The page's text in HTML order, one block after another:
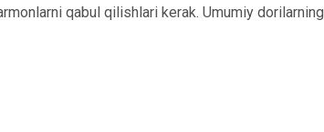
qabul qilishlari kerak. Umumiy dorilarning